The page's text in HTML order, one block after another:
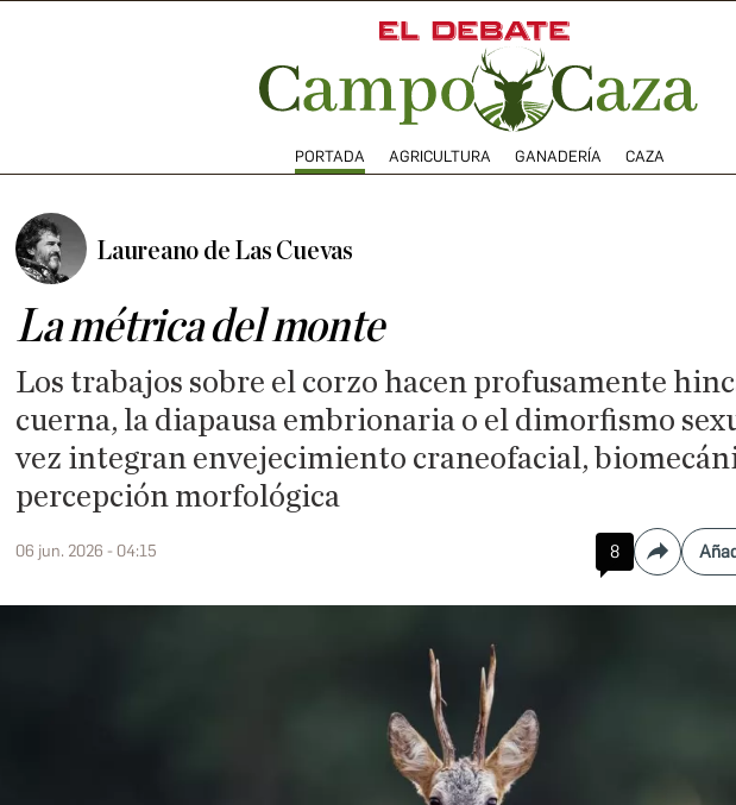
PORTADA AGRICULTURA GANADERÍA CAZA
Laureano de Las Cuevas
La métrica del monte
Los trabajos sobre el corzo hacen profusamente
cuerna, la diapausa embrionaria o el dimorfismo
vez integran envejecimiento craneofacial,
percepción morfológica
06 jun. 2026 - 04:15 8